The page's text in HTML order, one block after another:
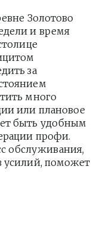
Золотово
и время
за
много
или плановое
быть удобным
профи.
обслуживания,
усилий, поможет